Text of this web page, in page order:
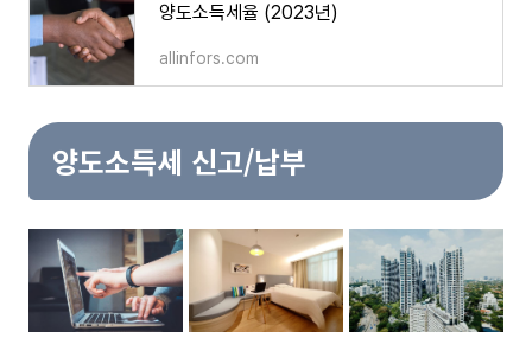
양도소득세율 (2023년)
allinfors.com
양도소득세 신고/납부